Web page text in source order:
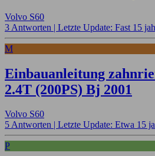
Volvo S60
3 Antworten | Letzte Update: Fast 15
M
Einbauanleitung
2.4T (200PS) Bj 2001
Volvo S60
5 Antworten | Letzte Update: Etwa 15
P